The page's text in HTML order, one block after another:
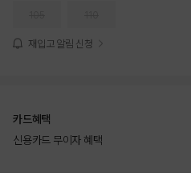
재입고 알림 신청
카드혜택
신용카드 무이자 혜택